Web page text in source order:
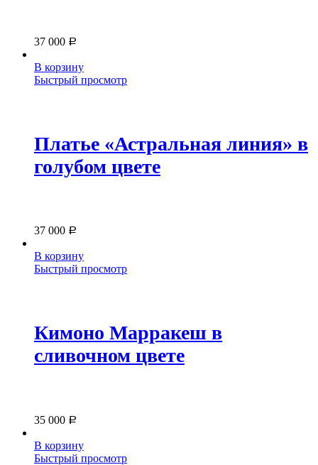
37 000 Р
В корзину
Быстрый просмотр
Платье «Астральная линия» в
голубом цвете
37 000 Р
В корзину
Быстрый просмотр
Кимоно Марракеш в
сливочном цвете
35 000 Р
В корзину
Быстрый просмотр